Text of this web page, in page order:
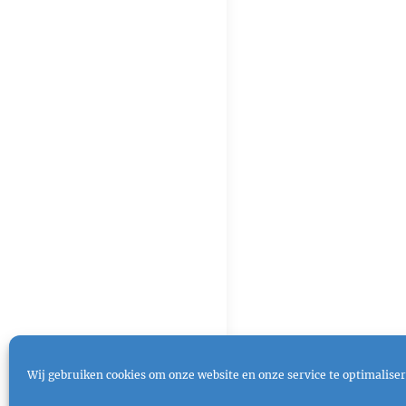
Wij gebruiken cookies om onze website en onze service te